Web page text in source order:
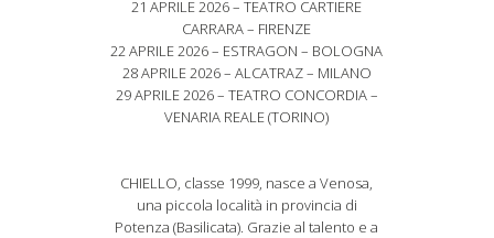
21 APRILE 2026 – TEATRO CARTIERE
CARRARA – FIRENZE
22 APRILE 2026 – ESTRAGON – BOLOGNA
28 APRILE 2026 – ALCATRAZ – MILANO
29 APRILE 2026 – TEATRO CONCORDIA –
VENARIA REALE (TORINO)
CHIELLO, classe 1999, nasce a Venosa,
una piccola località in provincia di
Potenza (Basilicata). Grazie al talento e a